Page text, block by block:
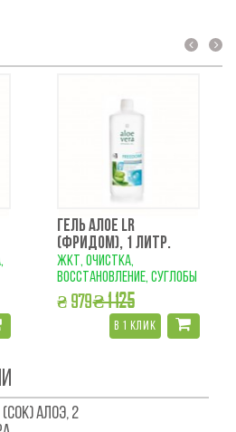
ГЕЛЬ АЛОЕ LR
(ФРИДОМ), 1 ЛИТР.
ЖКТ, очистка,
восстановление, суглобы
₴ 979₴ 1 125
в 1 клик
prev next
(СОК) АЛОЭ, 2